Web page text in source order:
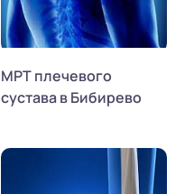
МРТ плечевого
сустава в Бибирево